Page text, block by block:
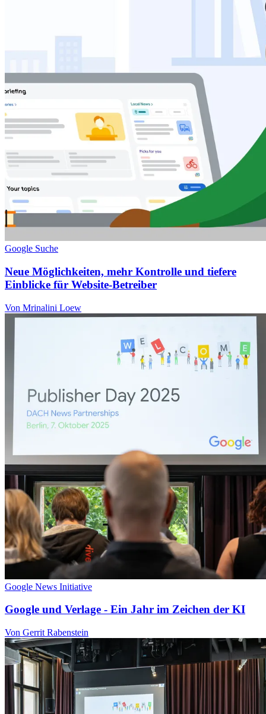
Google Suche
Neue Möglichkeiten, mehr Kontrolle und tiefere
Einblicke für Website-Betreiber
Von Mrinalini Loew
Google News Initiative
Google und Verlage - Ein Jahr im Zeichen der KI
Von Gerrit Rabenstein